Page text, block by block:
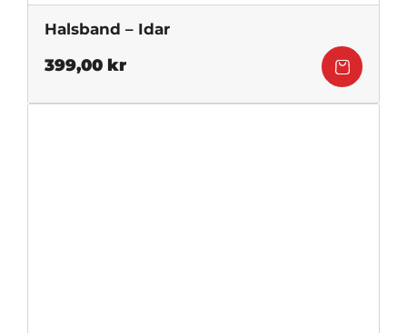
Halsband – Idar
399,00 kr